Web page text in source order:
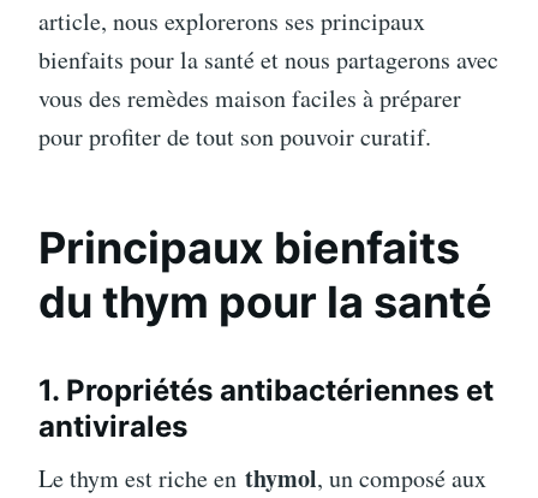
article, nous explorerons ses principaux
bienfaits pour la santé et nous partagerons avec
vous des remèdes maison faciles à préparer
pour profiter de tout son pouvoir curatif.
Principaux bienfaits
du thym pour la santé
1. Propriétés antibactériennes et
antivirales
Le thym est riche en thymol, un composé aux